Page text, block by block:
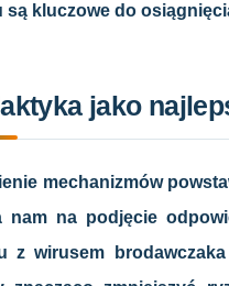
są kluczowe do
jako
mechanizmów
nam na podjęcie
z wirusem